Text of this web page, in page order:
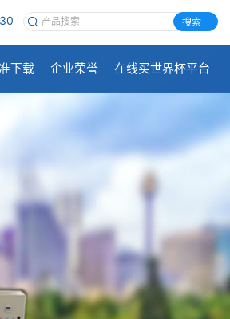
搜索
下载 企业荣誉 在线买世界杯平台